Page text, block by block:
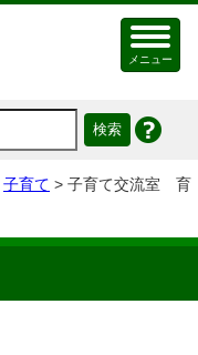
メニュー
子育て > 子育て交流室 育